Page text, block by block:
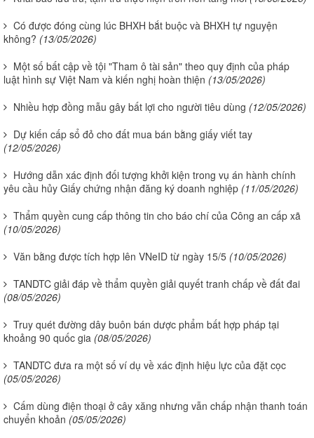
Có được đóng cùng lúc BHXH bắt buộc và BHXH tự nguyện
không? (13/05/2026)
Một số bất cập về tội "Tham ô tài sản" theo quy định của pháp
luật hình sự Việt Nam và kiến nghị hoàn thiện (13/05/2026)
Nhiều hợp đồng mẫu gây bất lợi cho người tiêu dùng (12/05/2026)
Dự kiến cấp sổ đỏ cho đất mua bán bằng giấy viết tay
(12/05/2026)
Hướng dẫn xác định đối tượng khởi kiện trong vụ án hành chính
yêu cầu hủy Giấy chứng nhận đăng ký doanh nghiệp (11/05/2026)
Thẩm quyền cung cấp thông tin cho báo chí của Công an cấp xã
(10/05/2026)
Văn bằng được tích hợp lên VNeID từ ngày 15/5 (10/05/2026)
TANDTC giải đáp về thẩm quyền giải quyết tranh chấp về đất đai
(08/05/2026)
Truy quét đường dây buôn bán dược phẩm bất hợp pháp tại
khoảng 90 quốc gia (08/05/2026)
TANDTC đưa ra một số ví dụ về xác định hiệu lực của đặt cọc
(05/05/2026)
Cấm dùng điện thoại ở cây xăng nhưng vẫn chấp nhận thanh toán
chuyển khoản (05/05/2026)